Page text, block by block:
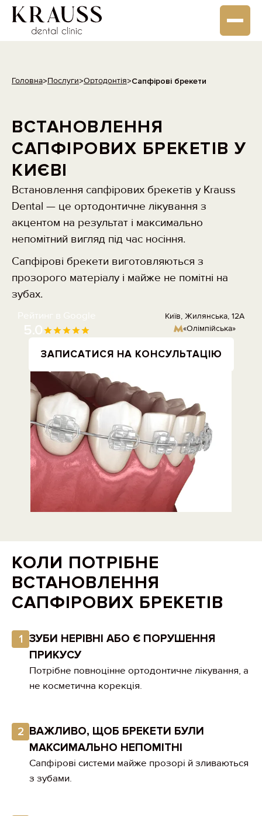
Головна>Послуги>Ортодонтія>Cапфірові брекети
ВСТАНОВЛЕННЯ
САПФІРОВИХ БРЕКЕТІВ У
КИЄВІ
Встановлення сапфірових брекетів у Krauss
Dental — це ортодонтичне лікування з
акцентом на результат і максимально
непомітний вигляд під час носіння.
Сапфірові брекети виготовляються з
прозорого матеріалу і майже не помітні на
зубах.
ЗАПИСАТИСЯ НА КОНСУЛЬТАЦІЮ
Рейтинг в Google
5.0
Київ, Жилянська, 12А
«Олімпійська»
КОЛИ ПОТРІБНЕ
ВСТАНОВЛЕННЯ
САПФІРОВИХ БРЕКЕТІВ
1 ЗУБИ НЕРІВНІ АБО Є ПОРУШЕННЯ
ПРИКУСУ
Потрібне повноцінне ортодонтичне лікування, а
не косметична корекція.
2 ВАЖЛИВО, ЩОБ БРЕКЕТИ БУЛИ
МАКСИМАЛЬНО НЕПОМІТНІ
Сапфірові системи майже прозорі й зливаються
з зубами.